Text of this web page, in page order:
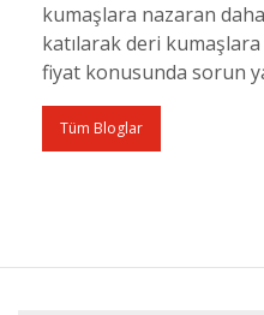
kumaşlara nazaran
katılarak deri kumaşlara
fiyat konusunda sorun
Tüm Bloglar